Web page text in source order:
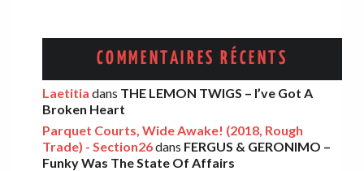
AMELIA COBURN – Between The Moon
And The Milkman
THE LEMON TWIGS – Go To School
COMMENTAIRES RÉCENTS
Laetitia dans THE LEMON TWIGS – I’ve Got A
Broken Heart
Parquet Courts, Wide Awake! (2018, Rough
Trade) - Section26dans FERGUS & GERONIMO –
Funky Was The State Of Affairs